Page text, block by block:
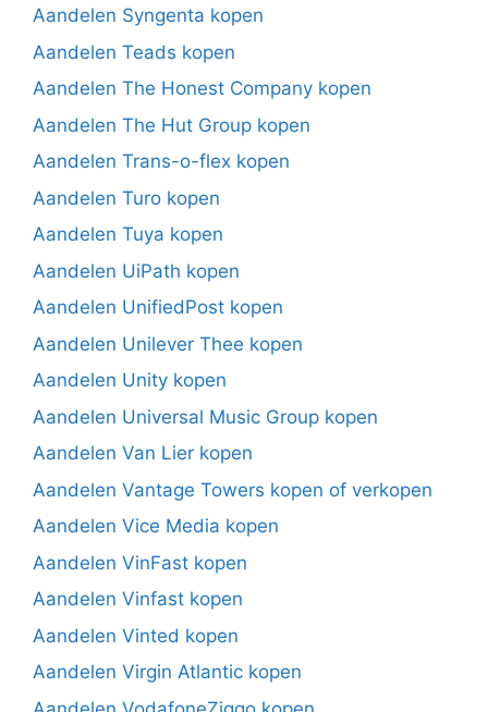
Aandelen Syngenta kopen
Aandelen Teads kopen
Aandelen The Honest Company kopen
Aandelen The Hut Group kopen
Aandelen Trans-o-flex kopen
Aandelen Turo kopen
Aandelen Tuya kopen
Aandelen UiPath kopen
Aandelen UnifiedPost kopen
Aandelen Unilever Thee kopen
Aandelen Unity kopen
Aandelen Universal Music Group kopen
Aandelen Van Lier kopen
Aandelen Vantage Towers kopen of verkopen
Aandelen Vice Media kopen
Aandelen VinFast kopen
Aandelen Vinfast kopen
Aandelen Vinted kopen
Aandelen Virgin Atlantic kopen